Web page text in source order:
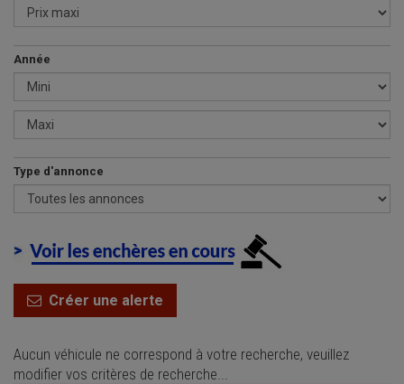
Année
Type d'annonce
Créer une alerte
Aucun véhicule ne correspond à votre recherche, veuillez
modifier vos critères de recherche...